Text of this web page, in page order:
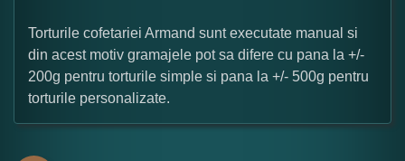
Torturile cofetariei Armand sunt executate manual si
din acest motiv gramajele pot sa difere cu pana la +/-
200g pentru torturile simple si pana la +/- 500g pentru
torturile personalizate.